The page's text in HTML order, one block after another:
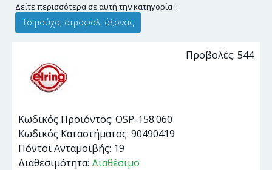
Δείτε περισσότερα σε αυτή την κατηγορία :
Τσιμούχα, στροφαλ. άξονας
Προβολές: 544
Κωδικός Προϊόντος: OSP-158.060
Κωδικός Καταστήματος: 90490419
Πόντοι Ανταμοιβής: 19
Διαθεσιμότητα: Διαθέσιμο